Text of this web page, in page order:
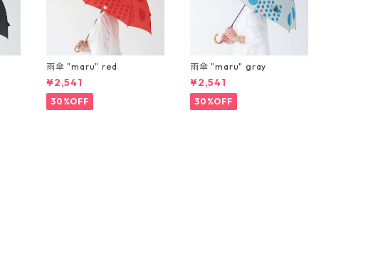
雨傘 "maru" red
¥2,541
30%OFF
雨傘 "maru" gray
¥2,541
30%OFF